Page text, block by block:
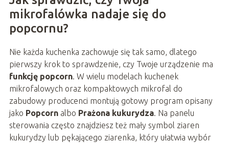
mikrofalówka nadaje się do
popcornu?
Nie każda kuchenka zachowuje się tak samo, dlatego
pierwszy krok to sprawdzenie, czy Twoje urządzenie ma
funkcję popcorn. W wielu modelach kuchenek
mikrofalowych oraz kompaktowych mikrofal do
zabudowy producenci montują gotowy program opisany
jako Popcornalbo Prażona kukurydza. Na panelu
sterowania często znajdziesz też mały symbol ziaren
kukurydzy lub pękającego ziarenka, który ułatwia wybór